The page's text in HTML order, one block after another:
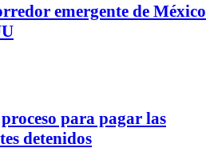
emergente de México
para pagar las
detenidos